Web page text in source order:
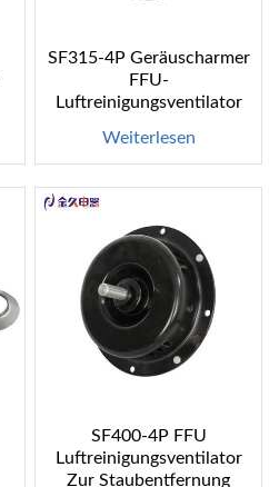
SF315-4P Geräuscharmer
FFU-
Luftreinigungsventilator
Weiterlesen
SF400-4P FFU
Luftreinigungsventilator
Zur Staubentfernung